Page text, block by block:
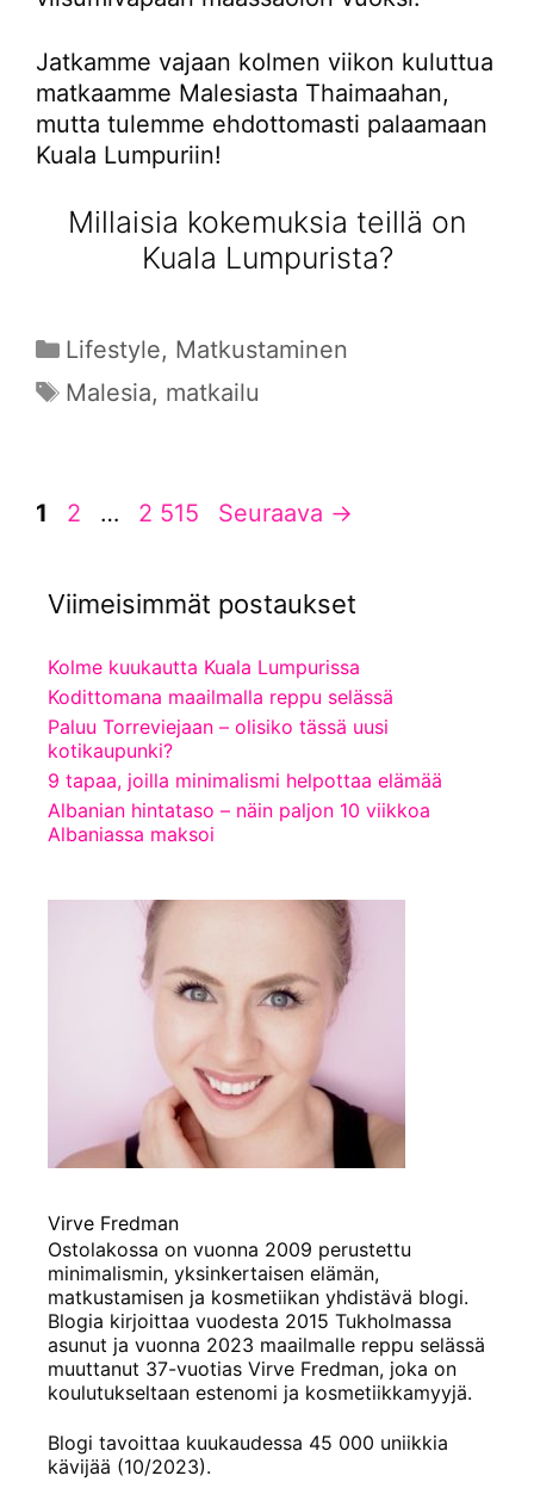
Jatkamme vajaan kolmen viikon kuluttua
matkaamme Malesiasta Thaimaahan,
mutta tulemme ehdottomasti palaamaan
Kuala Lumpuriin!
Millaisia kokemuksia teillä on
Kuala Lumpurista?
Kategoriat
Lifestyle, Matkustaminen
Avainsanat
Malesia, matkailu
Sivu
1 Sivu
2 … Sivu
2 515 Seuraava →
Viimeisimmät postaukset
Kolme kuukautta Kuala Lumpurissa
Kodittomana maailmalla reppu selässä
Paluu Torreviejaan – olisiko tässä uusi
kotikaupunki?
9 tapaa, joilla minimalismi helpottaa elämää
Albanian hintataso – näin paljon 10 viikkoa
Albaniassa maksoi
Virve Fredman
Ostolakossa on vuonna 2009 perustettu
minimalismin, yksinkertaisen elämän,
matkustamisen ja kosmetiikan yhdistävä blogi.
Blogia kirjoittaa vuodesta 2015 Tukholmassa
asunut ja vuonna 2023 maailmalle reppu selässä
muuttanut 37-vuotias Virve Fredman, joka on
koulutukseltaan estenomi ja kosmetiikkamyyjä.
Blogi tavoittaa kuukaudessa 45 000 uniikkia
kävijää (10/2023).